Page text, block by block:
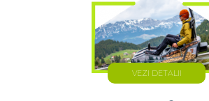
VEZI DETALII